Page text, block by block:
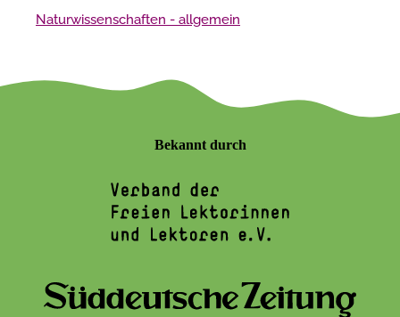
Naturwissenschaften - allgemein
Bekannt durch